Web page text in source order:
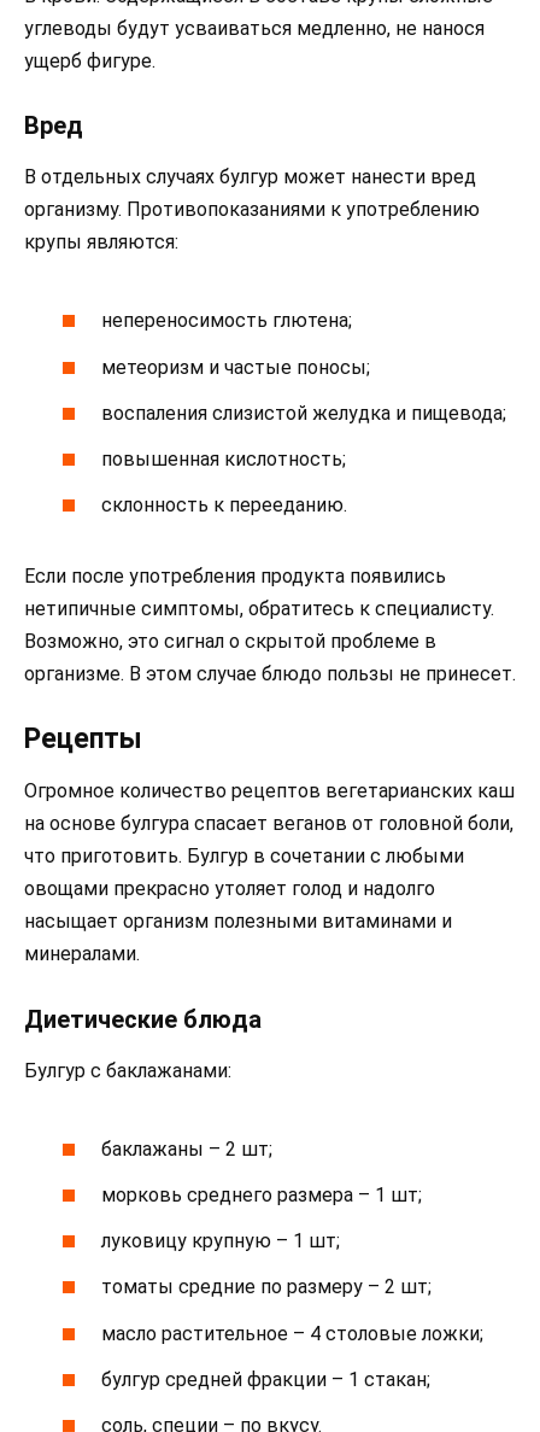
углеводы будут усваиваться медленно, не нанося
ущерб фигуре.
Вред
В отдельных случаях булгур может нанести вред
организму. Противопоказаниями к употреблению
крупы являются:
непереносимость глютена;
метеоризм и частые поносы;
воспаления слизистой желудка и пищевода;
повышенная кислотность;
склонность к перееданию.
Если после употребления продукта появились
нетипичные симптомы, обратитесь к специалисту.
Возможно, это сигнал о скрытой проблеме в
организме. В этом случае блюдо пользы не принесет.
Рецепты
Огромное количество рецептов вегетарианских каш
на основе булгура спасает веганов от головной боли,
что приготовить. Булгур в сочетании с любыми
овощами прекрасно утоляет голод и надолго
насыщает организм полезными витаминами и
минералами.
Диетические блюда
Булгур с баклажанами:
баклажаны – 2 шт;
морковь среднего размера – 1 шт;
луковицу крупную – 1 шт;
томаты средние по размеру – 2 шт;
масло растительное – 4 столовые ложки;
булгур средней фракции – 1 стакан;
соль, специи – по вкусу.